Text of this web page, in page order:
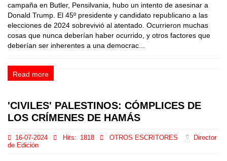
campaña en Butler, Pensilvania, hubo un intento de asesinar a
Donald Trump. El 45º presidente y candidato republicano a las
elecciones de 2024 sobrevivió al atentado. Ocurrieron muchas
cosas que nunca deberían haber ocurrido, y otros factores que
deberían ser inherentes a una democrac...
Read more
'CIVILES' PALESTINOS: CÓMPLICES DE
LOS CRÍMENES DE HAMÁS
16-07-2024 Hits: 1818 OTROS ESCRITORES
Director
de Edición